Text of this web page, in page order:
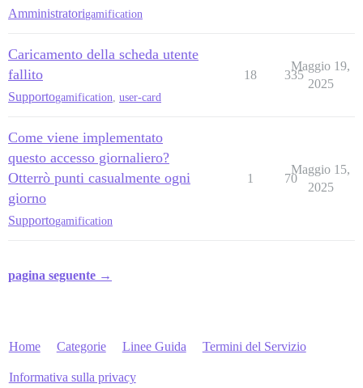
Amministratorigamification
Caricamento della scheda utente
fallito
Supportogamification user-card
18 335
Maggio 19,
2025
Come viene implementato
questo accesso giornaliero?
Otterrò punti casualmente ogni
giorno
Supportogamification
1 70
Maggio 15,
2025
pagina seguente →
Home Categorie Linee Guida Termini del Servizio
Informativa sulla privacy